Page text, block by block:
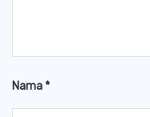
Nama*